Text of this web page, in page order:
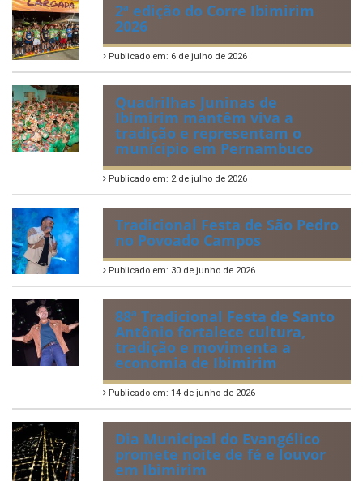
2ª edição do Corre Ibimirim
2026
Publicado em: 6 de julho de 2026
Quadrilhas Juninas de
Ibimirim mantêm viva a
tradição e representam o
munícipio em Pernambuco
Publicado em: 2 de julho de 2026
Tradicional Festa de São Pedro
no Povoado Campos
Publicado em: 30 de junho de 2026
88ª Tradicional Festa de Santo
Antônio fortalece cultura,
tradição e movimenta a
economia de Ibimirim
Publicado em: 14 de junho de 2026
Dia Municipal do Evangélico
promete noite de fé e louvor
em Ibimirim